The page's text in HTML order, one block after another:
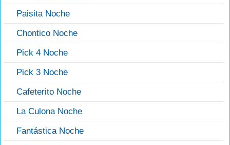
Paisita Noche
Chontico Noche
Pick 4 Noche
Pick 3 Noche
Cafeterito Noche
La Culona Noche
Fantástica Noche